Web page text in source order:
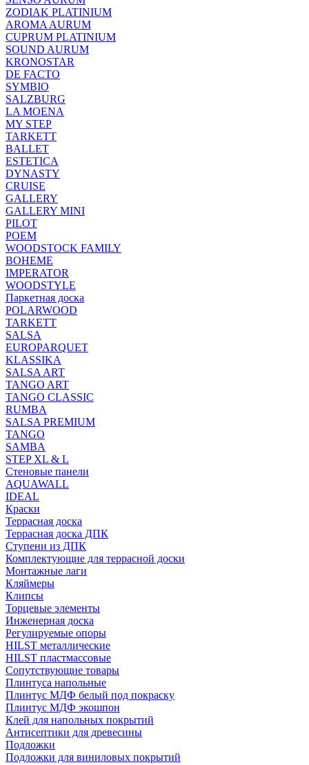
ZODIAK PLATINIUM
AROMA AURUM
CUPRUM PLATINIUM
SOUND AURUM
KRONOSTAR
DE FACTO
SYMBIO
SALZBURG
LA MOENA
MY STEP
TARKETT
BALLET
ESTETICA
DYNASTY
CRUISE
GALLERY
GALLERY MINI
PILOT
POEM
WOODSTOCK FAMILY
BOHEME
IMPERATOR
WOODSTYLE
Паркетная доска
POLARWOOD
TARKETT
SALSA
EUROPARQUET
KLASSIKA
SALSA ART
TANGO ART
TANGO CLASSIC
RUMBA
SALSA PREMIUM
TANGO
SAMBA
STEP XL & L
Стеновые панели
AQUAWALL
IDEAL
Краски
Террасная доска
Террасная доска ДПК
Ступени из ДПК
Комплектующие для террасной доски
Монтажные лаги
Кляймеры
Клипсы
Торцевые элементы
Инженерная доска
Регулируемые опоры
HILST металлические
HILST пластмассовые
Сопутствующие товары
Плинтуса напольные
Плинтус МДФ белый под покраску
Плинтус МДФ экошпон
Клей для напольных покрытий
Антисептики для древесины
Подложки
Подложки для виниловых покрытий